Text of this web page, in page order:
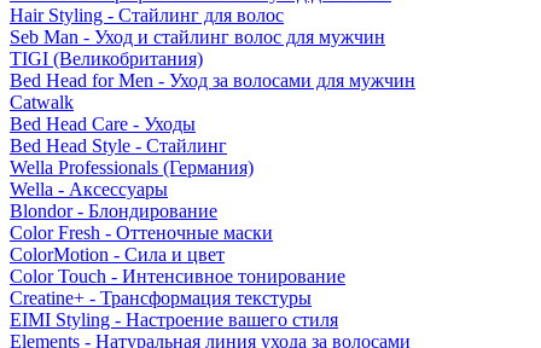
Hair Styling - Стайлинг для волос
Seb Man - Уход и стайлинг волос для мужчин
TIGI (Великобритания)
Bed Head for Men - Уход за волосами для мужчин
Catwalk
Bed Head Care - Уходы
Bed Head Style - Стайлинг
Wella Professionals (Германия)
Wella - Аксессуары
Blondor - Блондирование
Color Fresh - Оттеночные маски
ColorMotion - Сила и цвет
Color Touch - Интенсивное тонирование
Creatine+ - Трансформация текстуры
EIMI Styling - Настроение вашего стиля
Elements - Натуральная линия ухода за волосами